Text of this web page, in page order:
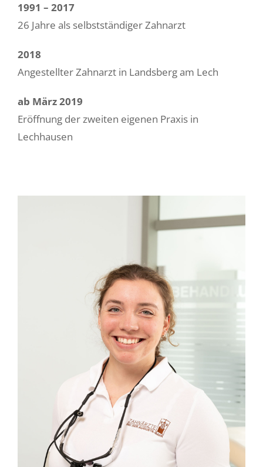
1991 – 2017
26 Jahre als selbstständiger Zahnarzt
2018
Angestellter Zahnarzt in Landsberg am Lech
ab März 2019
Eröffnung der zweiten eigenen Praxis in
Lechhausen